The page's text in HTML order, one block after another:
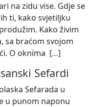
na zidu vise. Gdje se
ti, kako svjetiljku
Kako živim
sa braćom svojom
O oknima […]
Sefardi
Sefarada u
u punom naponu